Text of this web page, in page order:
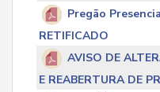
Pregão
RETIFICADO
AVISO DE
E REABERTURA DE